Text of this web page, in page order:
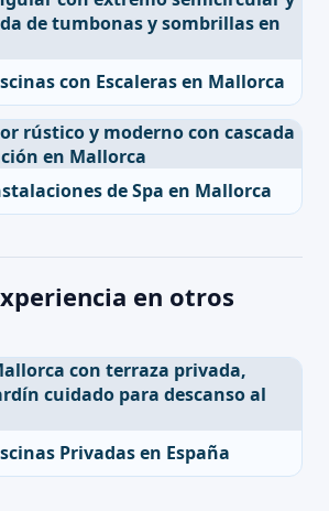
con Escaleras en Mallorca
de Spa en Mallorca
en otros
Privadas en España